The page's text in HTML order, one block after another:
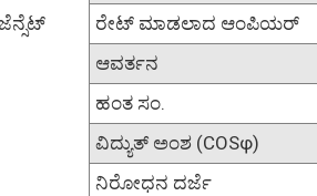
ರೇಟ್ ಮಾಡಲಾದ ಆಂಪಿಯರ್
ಆವರ್ತನ
ಹಂತ ಸಂ.
ವಿದ್ಯುತ್ ಅಂಶ (COSφ)
ನಿರೋಧನ ದರ್ಜೆ